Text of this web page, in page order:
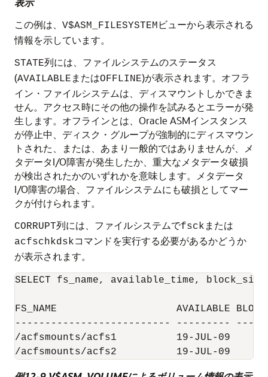
この例は、 V$ASM_FILESYSTEM ビューから表示される
情報を示しています。
STATE列には、ファイルシステムのステータス
(AVAILABLE またはOFFLINE)が表示されます。オフラ
イン・ファイルシステムは、ディスマウントしかできま
せん。アクセス時にその他の操作を試みるとエラーが発
生します。オフラインとは、Oracle ASMインスタンス
が停止中、ディスク・グループが強制的にディスマウン
トされた、または、あまり一般的ではありませんが、メ
タデータI/O障害が発生したか、重大なメタデータ破損
が検出されたかのいずれかを意味します。メタデータ
I/O障害の場合、ファイルシステムにも破損としてマー
クが付けられます。
CORRUPT列には、ファイルシステムでfsck または
acfschkdskコマンドを実行する必要があるかどうか
が表示されます。
SELECT fs_name, available_time, block_size,
FS_NAME                    AVAILABLE
-------------------------- ---------
/acfsmounts/acfs1          19-JUL-09